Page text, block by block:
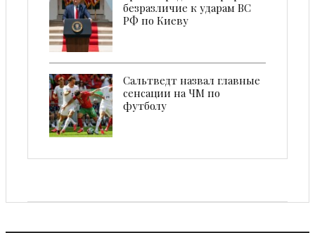
безразличие к ударам ВС
РФ по Киеву
Сальтведт назвал главные
сенсации на ЧМ по
футболу